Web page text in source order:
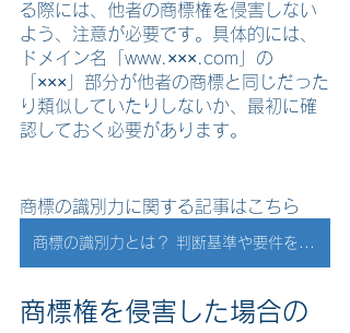
る際には、他者の商標権を侵害しない
よう、注意が必要です。具体的には、
ドメイン名「www.×××.com」の
「×××」部分が他者の商標と同じだった
り類似していたりしないか、最初に確
認しておく必要があります。
商標の識別力に関する記事はこちら
商標の識別力とは？ 判断基準や要件を満たすための工夫について紹介します
商標権を侵害した場合の